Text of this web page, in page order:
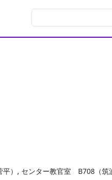
）, センター教官室 B708（筑